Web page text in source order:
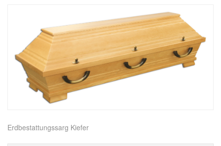
Erdbestattungssarg Kiefer